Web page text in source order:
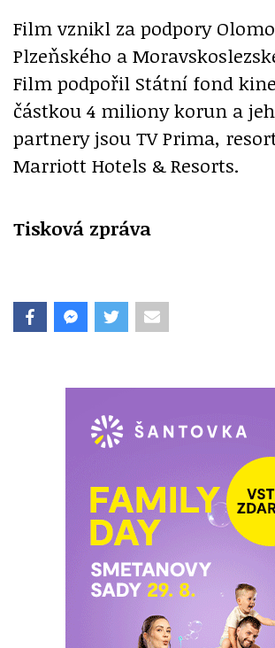
Film vznikl za podpory
Plzeňského a
Film podpořil Státní fond
částkou 4 miliony korun a
partnery jsou TV Prima,
Marriott Hotels & Resorts.
Tisková zpráva